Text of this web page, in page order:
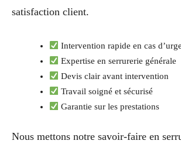
satisfaction client.
Intervention rapide en cas
Expertise en serrurerie générale
Devis clair avant intervention
Travail soigné et sécurisé
Garantie sur les prestations
Nous mettons notre savoir-faire en